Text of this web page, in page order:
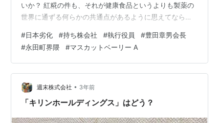
いか？ 紅糀の件も、それが健康食品というよりも製薬の
世界に通ずる何らかの共通点があるように思えてならな
あったし・・・お陰でワガハイに処方された薬も変更さ
れたからなぁ。 あ！日本航空も最近、ナンチャラがあっ
たよなぁ。 でもとにかく、自動車5社が揃って認証に関
わる件で問題が発覚した。この問題で直接直近に安全上
の問題で大事故が起こるというコトはないだろうけれ
ど・・・所詮は人がつくるモノだけに、現場が…
#日本劣化 #持ち株会社 #執行役員 #豊田章男会長
#永田町界隈 #マスカットベーリー A
週末株式会社 • 3年前
「キリンホールディングス」はどう？